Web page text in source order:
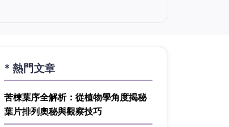
* 熱門文章
苦楝葉序全解析：從植物學角度揭秘
葉片排列奧秘與觀察技巧